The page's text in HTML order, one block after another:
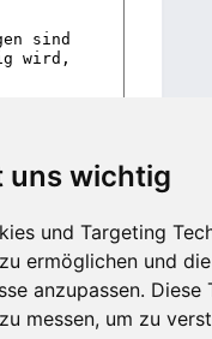
uns wichtig
und Targeting
ermöglichen und
anzupassen.
messen, um zu